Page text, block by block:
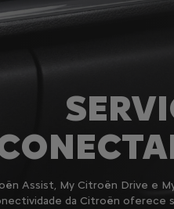
Assist, My Citroën Drive e
da Citroën oferece